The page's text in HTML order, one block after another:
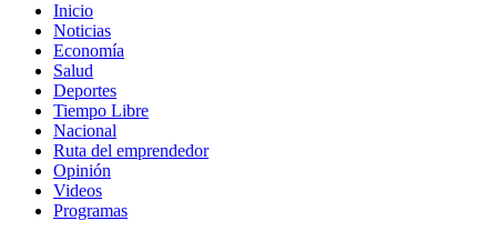
Inicio
Noticias
Economía
Salud
Deportes
Tiempo Libre
Nacional
Ruta del emprendedor
Opinión
Videos
Programas